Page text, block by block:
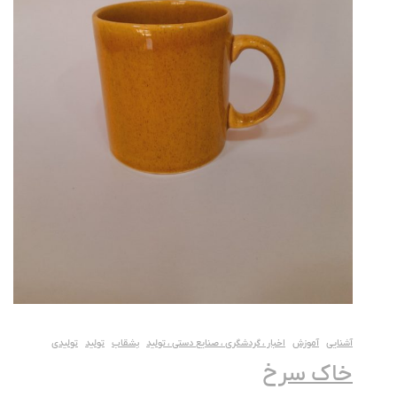
آشنایی آموزش اخبار ، گردشگری ، صنایع دستی ، تولید بشقاب تولید تولیدی
خاک سرخ